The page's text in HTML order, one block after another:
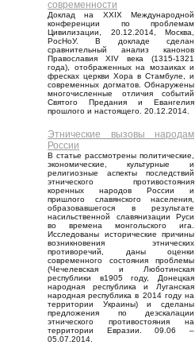
современности
Доклад на XXIX Международной
конференции по проблемам
Цивилизации, 20.12.2014, Москва,
РосНоУ. В докладе сделан
сравнительный анализ канонов
Православия XIV века (1315-1321
года), отображенных на мозаиках и
фресках церкви Хора в Стамбуле, и
современных догматов. Обнаружены
многочисленные отличия событий
Святого Предания и Евангелия
прошлого и настоящего. 20.12.2014.
Этнические вызовы народам
России
В статье рассмотрены политические,
экономические, культурные и
религиозные аспекты последствий
этнического противостояния
коренных народов России и
пришлого славянского населения,
образовавшегося в результате
насильственной славянизации Руси
во времена монгольского ига.
Исследованы исторические причины
возникновения этнических
противоречий, даны оценки
современного состояния проблемы
(Чечелевская и Люботинская
республики в1905 году, Донецкая
народная республика и Луганская
народная республика в 2014 году на
территории Украины) и сделаны
предложения по деэскалации
этнического противостояния на
территории Евразии. 09.06 –
05.07.2014.